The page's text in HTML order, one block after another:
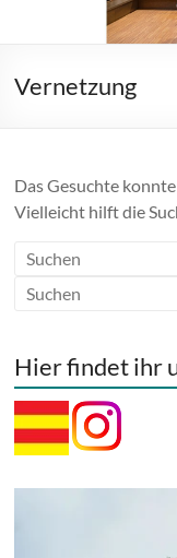
Vernetzung
Das Gesuchte
Vielleicht hilft die
Hier findet ihr